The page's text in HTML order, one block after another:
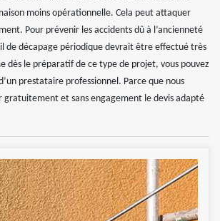
moins opérationnelle. Cela peut attaquer
Pour prévenir les accidents dû à l’ancienneté
de décapage périodique devrait être effectué très
dès le préparatif de ce type de projet, vous pouvez
prestataire professionnel. Parce que nous
gratuitement et sans engagement le devis adapté